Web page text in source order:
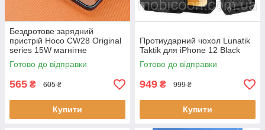
Бездротове зарядний
пристрій Hoco CW28 Original
series 15W магнітне
Готово до відправки
565 ₴ 605 ₴
Купити
Протиударний чохол Lunatik
Taktik для iPhone 12 Black
Готово до відправки
949 ₴ 999 ₴
Купити